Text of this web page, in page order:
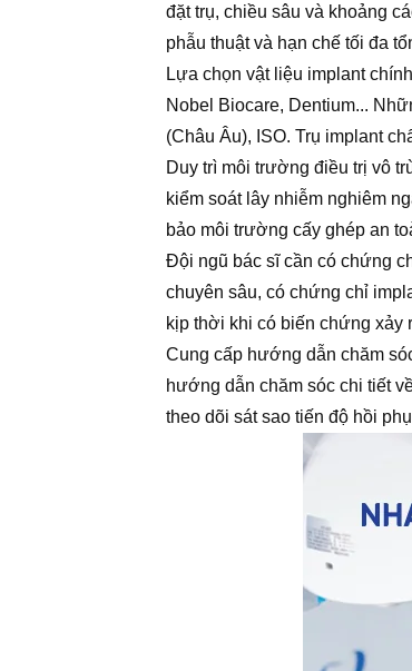
đặt trụ, chiều sâu và khoảng
phẫu thuật và hạn chế tối đa
Lựa chọn vật liệu implant
Nobel Biocare, Dentium...
(Châu Âu), ISO. Trụ implant
Duy trì môi trường điều trị vô
kiểm soát lây nhiễm nghiêm
bảo môi trường cấy ghép an
Đội ngũ bác sĩ cần có chứng
chuyên sâu, có chứng chỉ
kịp thời khi có biến chứng xảy
Cung cấp hướng dẫn chăm
hướng dẫn chăm sóc chi tiết
theo dõi sát sao tiến độ hồi